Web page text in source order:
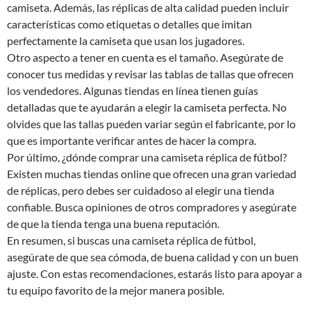
camiseta. Además, las réplicas de alta calidad pueden incluir
características como etiquetas o detalles que imitan
perfectamente la camiseta que usan los jugadores.
Otro aspecto a tener en cuenta es el tamaño. Asegúrate de
conocer tus medidas y revisar las tablas de tallas que ofrecen
los vendedores. Algunas tiendas en línea tienen guías
detalladas que te ayudarán a elegir la camiseta perfecta. No
olvides que las tallas pueden variar según el fabricante, por lo
que es importante verificar antes de hacer la compra.
Por último, ¿dónde comprar una camiseta réplica de fútbol?
Existen muchas tiendas online que ofrecen una gran variedad
de réplicas, pero debes ser cuidadoso al elegir una tienda
confiable. Busca opiniones de otros compradores y asegúrate
de que la tienda tenga una buena reputación.
En resumen, si buscas una camiseta réplica de fútbol,
asegúrate de que sea cómoda, de buena calidad y con un buen
ajuste. Con estas recomendaciones, estarás listo para apoyar a
tu equipo favorito de la mejor manera posible.